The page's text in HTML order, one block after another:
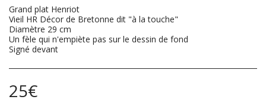
Grand plat Henriot
Vieil HR Décor de Bretonne dit "à la touche"
Diamètre 29 cm
Un fèle qui n'empiète pas sur le dessin de fond
Signé devant
25€